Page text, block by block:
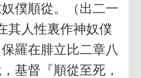
僕順從。（出二一
其人性裏作神奴僕
羅在腓立比二章八
基督『順從至死，